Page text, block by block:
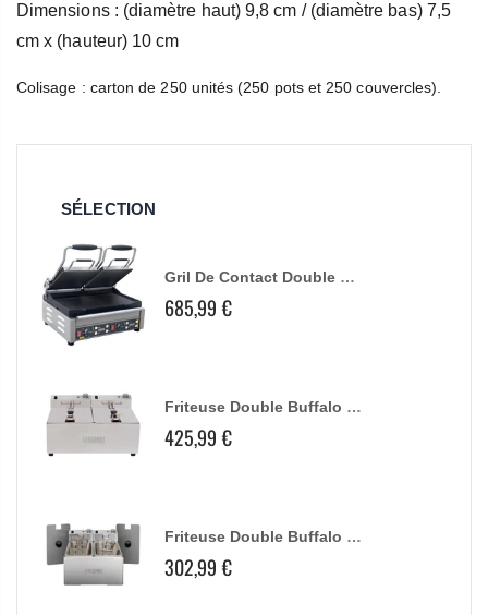
Dimensions : (diamètre haut) 9,8 cm / (diamètre bas) 7,5
cm x (hauteur) 10 cm
Colisage : carton de 250 unités (250 pots et 250 couvercles).
SÉLECTION
17,99 €
Disque Éminceur Buffalo 2Mm
39,06 €
Disque De Vidange Buffalo
28,99 €